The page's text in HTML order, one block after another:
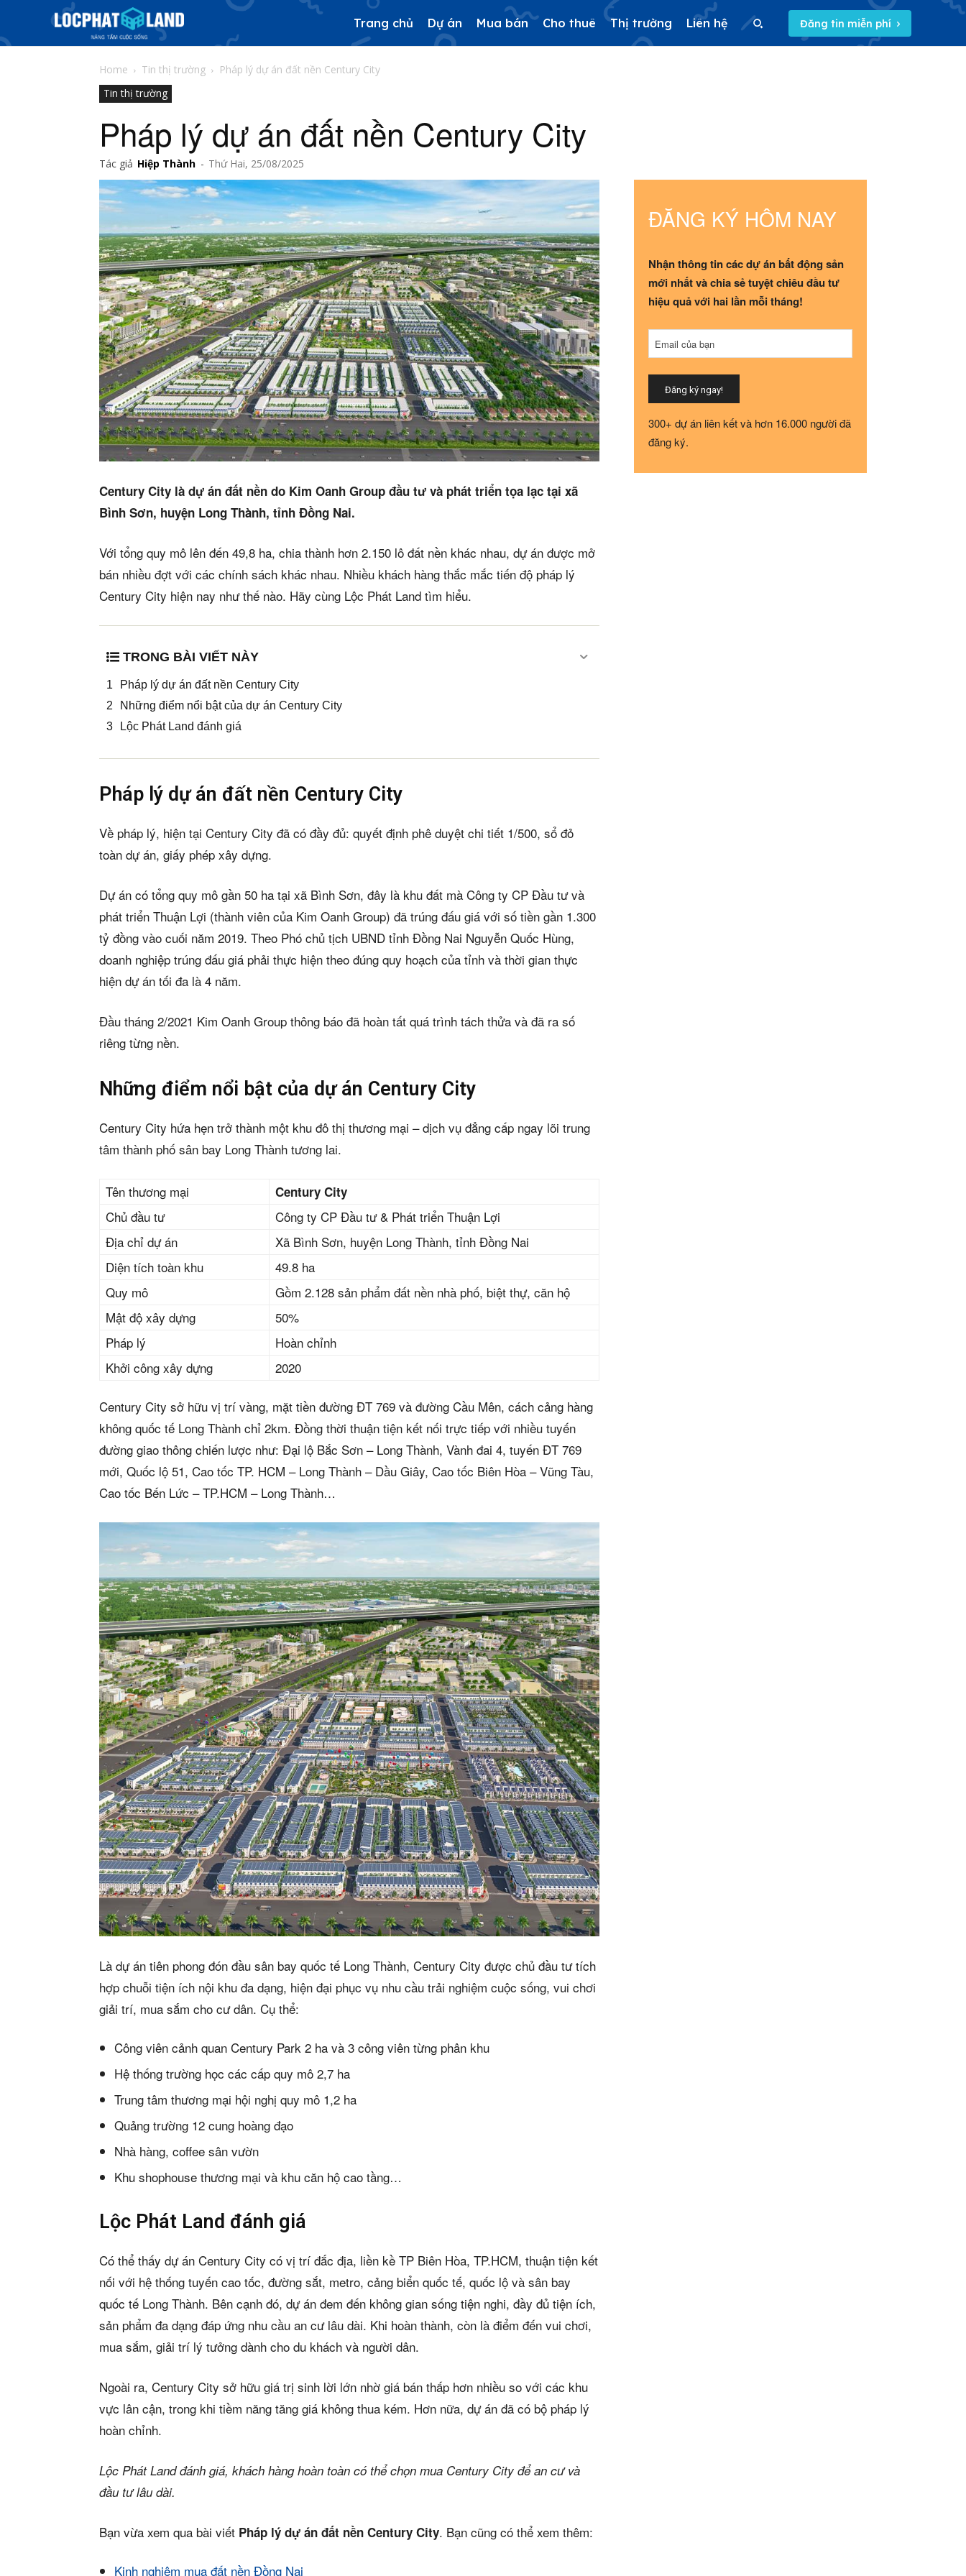
Phiên bản cập nhật V3
& tìm kiếm nhanh chóng hơn
Trang chủ
Dự án
Mua bán
Cho thuê
Thị trường
Liên hệ
5/5(1 Review)
Trang chủ Dự án Mua bán Cho thuê Thị trường Liên hệ Đăng tin miễn phí
Home Tin thị trường
Pháp lý dự án đất nền Century City
Tin thị trường
Pháp lý dự án đất nền Century City
Tác giả Hiệp Thành - Thứ Hai, 25/08/2025
Century City là dự án đất nền do Kim Oanh Group đầu tư và phát triển tọa lạc tại xã
Bình Sơn, huyện Long Thành, tỉnh Đồng Nai.
Với tổng quy mô lên đến 49,8 ha, chia thành hơn 2.150 lô đất nền khác nhau, dự án được mở
bán nhiều đợt với các chính sách khác nhau. Nhiều khách hàng thắc mắc tiến độ pháp lý
Century City hiện nay như thế nào. Hãy cùng Lộc Phát Land tìm hiểu.
TRONG BÀI VIẾT NÀY
Pháp lý dự án đất nền Century City
Những điểm nổi bật của dự án Century City
Lộc Phát Land đánh giá
Pháp lý dự án đất nền Century City
Về pháp lý, hiện tại Century City đã có đầy đủ: quyết định phê duyệt chi tiết 1/500, sổ đỏ
toàn dự án, giấy phép xây dựng.
Dự án có tổng quy mô gần 50 ha tại xã Bình Sơn, đây là khu đất mà Công ty CP Đầu tư và
phát triển Thuận Lợi (thành viên của Kim Oanh Group) đã trúng đấu giá với số tiền gần 1.300
tỷ đồng vào cuối năm 2019. Theo Phó chủ tịch UBND tỉnh Đồng Nai Nguyễn Quốc Hùng,
doanh nghiệp trúng đấu giá phải thực hiện theo đúng quy hoạch của tỉnh và thời gian thực
hiện dự án tối đa là 4 năm.
Đầu tháng 2/2021 Kim Oanh Group thông báo đã hoàn tất quá trình tách thửa và đã ra số
riêng từng nền.
Những điểm nổi bật của dự án Century City
Century City hứa hẹn trở thành một khu đô thị thương mại – dịch vụ đẳng cấp ngay lõi trung
tâm thành phố sân bay Long Thành tương lai.
Tên thương mại Century City
Chủ đầu tư
Công ty CP Đầu tư & Phát triển Thuận Lợi
Địa chỉ dự án
Xã Bình Sơn, huyện Long Thành, tỉnh Đồng Nai
Diện tích toàn khu
49.8 ha
Quy mô
Gồm 2.128 sản phẩm đất nền nhà phố, biệt thự, căn hộ
Mật độ xây dựng
50%
Pháp lý
Hoàn chỉnh
Khởi công xây dựng
2020
Century City sở hữu vị trí vàng, mặt tiền đường ĐT 769 và đường Cầu Mên, cách cảng hàng
không quốc tế Long Thành chỉ 2km. Đồng thời thuận tiện kết nối trực tiếp với nhiều tuyến
đường giao thông chiến lược như: Đại lộ Bắc Sơn – Long Thành, Vành đai 4, tuyến ĐT 769
mới, Quốc lộ 51, Cao tốc TP. HCM – Long Thành – Dầu Giây, Cao tốc Biên Hòa – Vũng Tàu,
Cao tốc Bến Lức – TP.HCM – Long Thành…
Là dự án tiên phong đón đầu sân bay quốc tế Long Thành, Century City được chủ đầu tư tích
hợp chuỗi tiện ích nội khu đa dạng, hiện đại phục vụ nhu cầu trải nghiệm cuộc sống, vui chơi
giải trí, mua sắm cho cư dân. Cụ thể:
Công viên cảnh quan Century Park 2 ha và 3 công viên từng phân khu
Hệ thống trường học các cấp quy mô 2,7 ha
Trung tâm thương mại hội nghị quy mô 1,2 ha
Quảng trường 12 cung hoàng đạo
Nhà hàng, coffee sân vườn
Khu shophouse thương mại và khu căn hộ cao tầng…
Lộc Phát Land đánh giá
Có thể thấy dự án Century City có vị trí đắc địa, liền kề TP Biên Hòa, TP.HCM, thuận tiện kết
nối với hệ thống tuyến cao tốc, đường sắt, metro, cảng biển quốc tế, quốc lộ và sân bay
quốc tế Long Thành. Bên cạnh đó, dự án đem đến không gian sống tiện nghi, đầy đủ tiện ích,
sản phẩm đa dạng đáp ứng nhu cầu an cư lâu dài. Khi hoàn thành, còn là điểm đến vui chơi,
mua sắm, giải trí lý tưởng dành cho du khách và người dân.
Ngoài ra, Century City sở hữu giá trị sinh lời lớn nhờ giá bán thấp hơn nhiều so với các khu
vực lân cận, trong khi tiềm năng tăng giá không thua kém. Hơn nữa, dự án đã có bộ pháp lý
hoàn chỉnh.
Lộc Phát Land đánh giá, khách hàng hoàn toàn có thể chọn mua Century City để an cư và
đầu tư lâu dài.
Bạn vừa xem qua bài viết Pháp lý dự án đất nền Century City. Bạn cũng có thể xem thêm:
Kinh nghiệm mua đất nền Đồng Nai
ĐĂNG KÝ HÔM NAY
Nhận thông tin các dự án bất động sản
mới nhất và chia sẻ tuyệt chiêu đầu tư
hiệu quả với hai lần mỗi tháng!
Number
Email của bạn
Đăng ký ngay!
300+ dự án liên kết và hơn 16.000 người đã
đăng ký.